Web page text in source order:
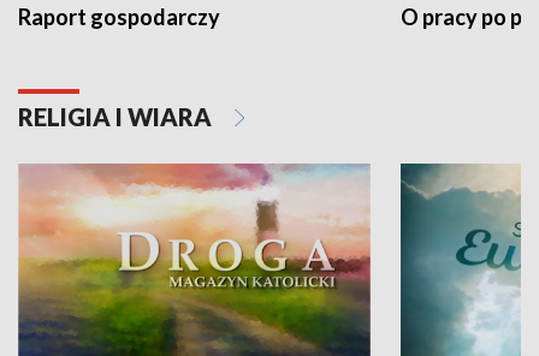
Raport gospodarczy O pracy po
RELIGIA I WIARA